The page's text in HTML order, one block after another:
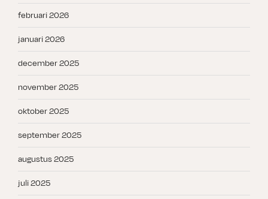
februari 2026
januari 2026
december 2025
november 2025
oktober 2025
september 2025
augustus 2025
juli 2025